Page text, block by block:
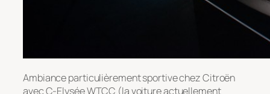
Ambiance particulièrement sportive chez Citroën
avec C-Elysée WTCC (la voiture actuellement